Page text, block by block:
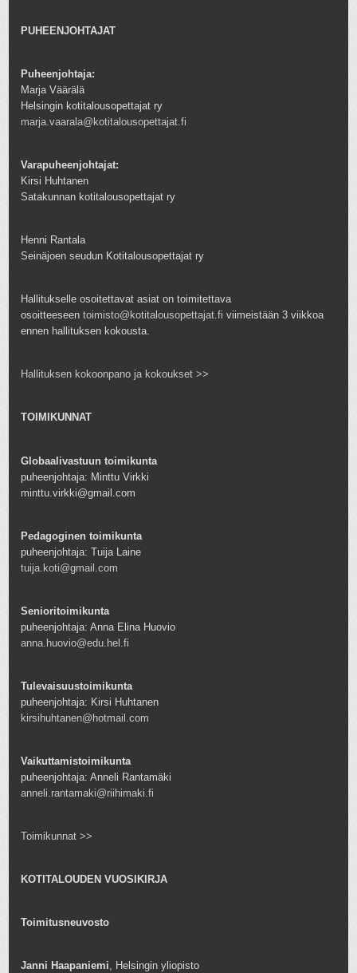
PUHEENJOHTAJAT
Puheenjohtaja:
Marja Väärälä
Helsingin kotitalousopettajat ry
marja.vaarala@kotitalousopettajat.fi
Varapuheenjohtajat:
Kirsi Huhtanen
Satakunnan kotitalousopettajat ry
Henni Rantala
Seinäjoen seudun Kotitalousopettajat ry
Hallitukselle osoitettavat asiat on toimitettava
osoitteeseentoimisto@kotitalousopettajat.fi viimeistään 3 viikkoa
ennen hallituksen kokousta.
Hallituksen kokoonpano ja kokoukset >>
TOIMIKUNNAT
Globaalivastuun toimikunta
puheenjohtaja: Minttu Virkki
minttu.virkki@gmail.com
Pedagoginen toimikunta
puheenjohtaja: Tuija Laine
tuija.koti@gmail.com
Senioritoimikunta
puheenjohtaja: Anna Elina Huovio
anna.huovio@edu.hel.fi
Tulevaisuustoimikunta
puheenjohtaja: Kirsi Huhtanen
kirsihuhtanen@hotmail.com
Vaikuttamistoimikunta
puheenjohtaja: Anneli Rantamäki
anneli.rantamaki@riihimaki.fi
Toimikunnat >>
KOTITALOUDEN VUOSIKIRJA
Toimitusneuvosto
Janni Haapaniemi, Helsingin yliopisto